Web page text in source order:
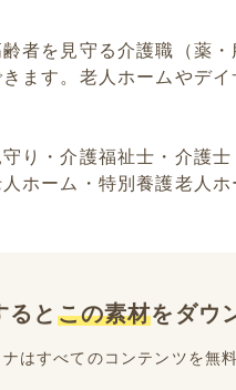
者を見守る介護職（薬
ます。老人ホームやデ
り・介護福祉士・介護
ホーム・特別養護老人ホ
ると この素材をダウ
はすべてのコンテンツを無